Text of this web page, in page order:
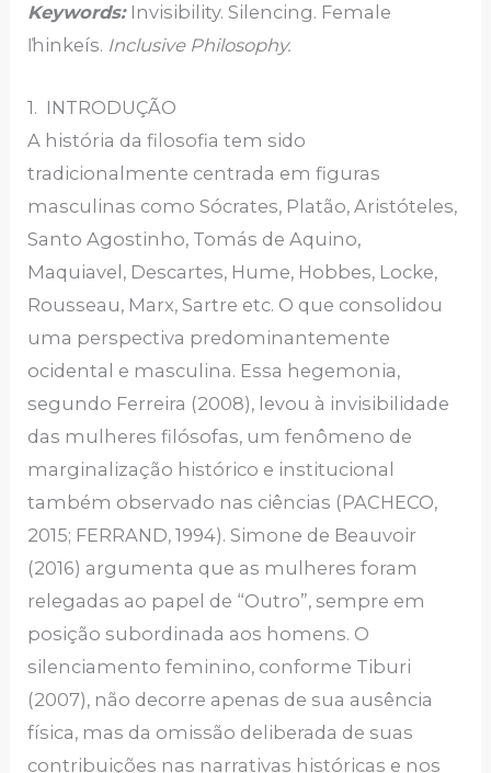
Keywords: Invisibility. Silencing. Female
ľhinkeís. Inclusive Philosophy.
1. INTRODUÇÃO
A história da filosofia tem sido
tradicionalmente centrada em figuras
masculinas como Sócrates, Platão, Aristóteles,
Santo Agostinho, Tomás de Aquino,
Maquiavel, Descartes, Hume, Hobbes, Locke,
Rousseau, Marx, Sartre etc. O que consolidou
uma perspectiva predominantemente
ocidental e masculina. Essa hegemonia,
segundo Ferreira (2008), levou à invisibilidade
das mulheres filósofas, um fenômeno de
marginalização histórico e institucional
também observado nas ciências (PACHECO,
2015; FERRAND, 1994). Simone de Beauvoir
(2016) argumenta que as mulheres foram
relegadas ao papel de “Outro”, sempre em
posição subordinada aos homens. O
silenciamento feminino, conforme Tiburi
(2007), não decorre apenas de sua ausência
física, mas da omissão deliberada de suas
contribuições nas narrativas históricas e nos